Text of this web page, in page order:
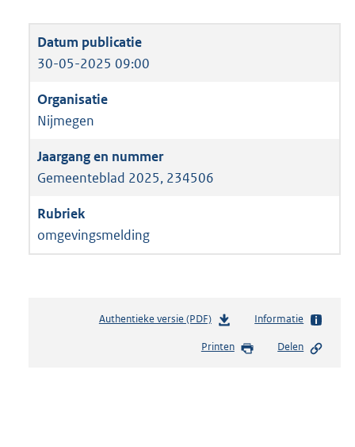
30-05-2025 09:00
Nijmegen
Gemeenteblad 2025, 234506
omgevingsmelding
Authentieke versie (PDF)b
s
Informatie
Printen Delen